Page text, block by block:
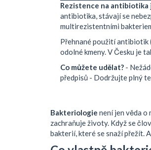
Rezistence na antibiotika
antibiotika, stávají se
multirezistentními
Přehnané použití antibiotik
odolné kmeny. V Česku je
Co můžete udělat? -
předpisů - Dodržujte plný
Bakteriologie není jen věda o
zachraňuje životy. Když se
bakterií, které se snaží přežít.